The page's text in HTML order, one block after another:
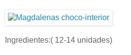
Ingredientes:( 12-14 unidades)